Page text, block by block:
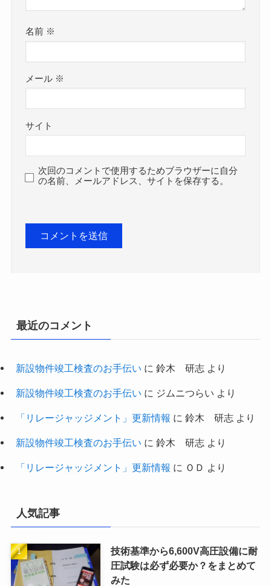
名前 ※
メール ※
サイト
次回のコメントで使用するためブラウザーに自分
の名前、メールアドレス、サイトを保存する。
最近のコメント
新設物件竣工検査のお手伝い に 鈴木 研志より
新設物件竣工検査のお手伝い に ジムニつらい より
「リレージャッジメント」更新情報 に 鈴木 研志より
新設物件竣工検査のお手伝い に 鈴木 研志より
「リレージャッジメント」更新情報 に ＯＤ より
人気記事
技術基準から6,600V高圧設備に耐
圧試験は必ず必要か？をまとめて
みた